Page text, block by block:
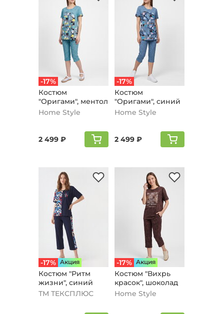
-17%
Костюм
"Оригами", ментол
Home Style
2 499 ₽
-17%
Костюм
"Оригами", синий
Home Style
2 499 ₽
-17% Aкция
Кoстюм "Ритм
жизни", синий
ТМ ТЕКСПЛЮС
-17% Aкция
Костюм "Вихрь
красок", шоколад
Home Style